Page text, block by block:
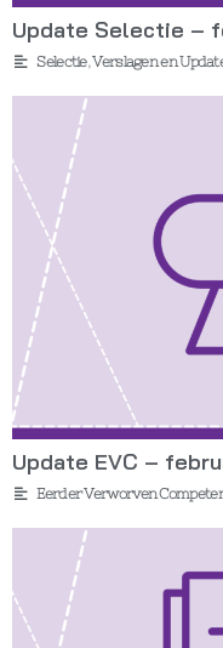
Update Selectie –
Selectie,Verslagen en
Update EVC –
Eerder Verworven